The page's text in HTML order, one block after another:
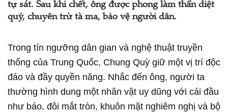
tự sát. Sau khi chết, ông được phong làm thần diệt
quỷ, chuyên trừ tà ma, bảo vệ người dân.
Trong tín ngưỡng dân gian và nghệ thuật truyền
thống của Trung Quốc, Chung Quỳ giữ một vị trí độc
đáo và đầy quyền năng. Nhắc đến ông, người ta
thường hình dung một nhân vật uy dũng với cái đầu
như báo, đôi mắt tròn, khuôn mặt nghiêm nghị và bộ